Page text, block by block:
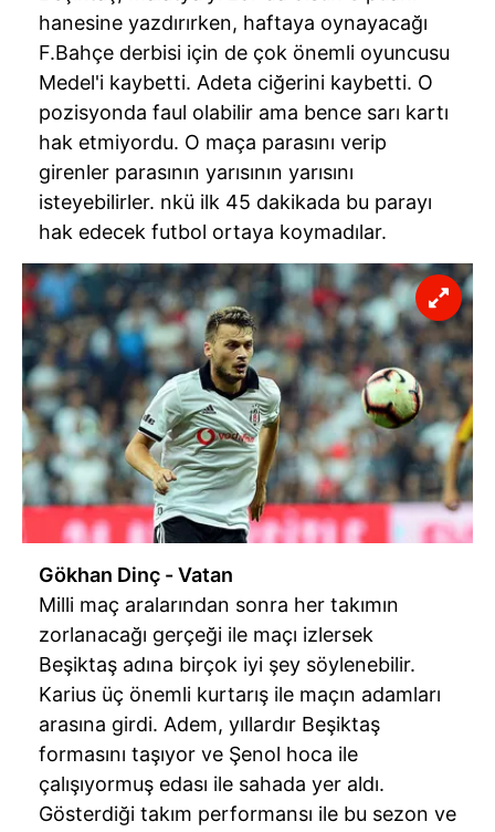
hanesine yazdırırken, haftaya oynayacağı
F.Bahçe derbisi için de çok önemli oyuncusu
Medel'i kaybetti. Adeta ciğerini kaybetti. O
pozisyonda faul olabilir ama bence sarı kartı
hak etmiyordu. O maça parasını verip
girenler parasının yarısının yarısını
isteyebilirler. nkü ilk 45 dakikada bu parayı
hak edecek futbol ortaya koymadılar.
Gökhan Dinç - Vatan
Milli maç aralarından sonra her takımın
zorlanacağı gerçeği ile maçı izlersek
Beşiktaş adına birçok iyi şey söylenebilir.
Karius üç önemli kurtarış ile maçın adamları
arasına girdi. Adem, yıllardır Beşiktaş
formasını taşıyor ve Şenol hoca ile
çalışıyormuş edası ile sahada yer aldı.
Gösterdiği takım performansı ile bu sezon ve